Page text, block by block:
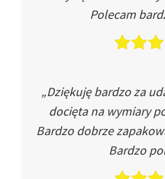
Polecam
„Dziękuję bardzo za
docięta na wymiary
Bardzo dobrze
Bardzo